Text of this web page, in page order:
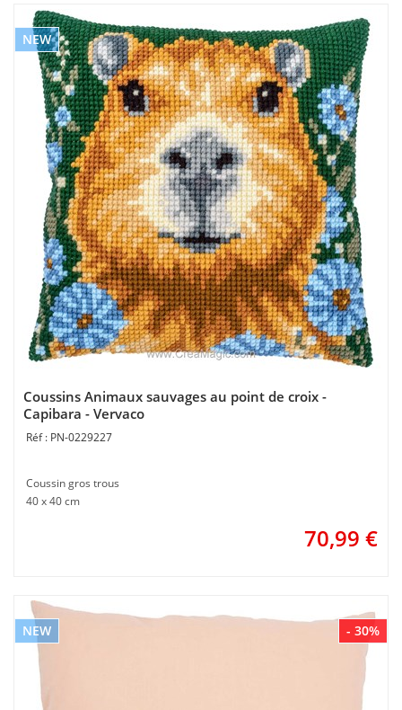
NEW
Coussins Animaux sauvages au point de croix -
Capibara - Vervaco
PN-0229227
Coussin gros trous
40 x 40 cm
70,99 €
- 30%
NEW